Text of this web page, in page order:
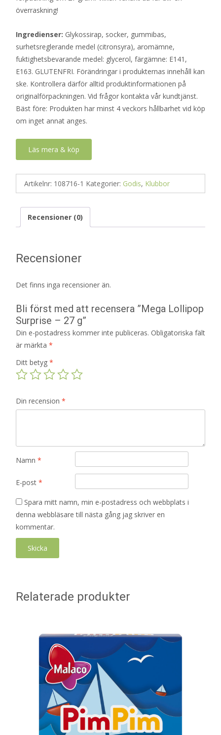
överraskning!
Ingredienser: Glykossirap, socker, gummibas,
surhetsreglerande medel (citronsyra), aromämne,
fuktighetsbevarande medel: glycerol, färgämne: E141,
E163. GLUTENFRI. Förändringar i produkternas innehåll kan
ske. Kontrollera därför alltid produktinformationen på
originalförpackningen. Vid frågor kontakta vår kundtjänst.
Bäst före: Produkten har minst 4 veckors hållbarhet vid köp
om inget annat anges.
Läs mera & köp
Artikelnr: 108716-1 Kategorier: Godis, Klubbor
Recensioner (0)
Recensioner
Det finns inga recensioner än.
Bli först med att recensera ”Mega Lollipop
Surprise – 27 g”
Din e-postadress kommer inte publiceras. Obligatoriska fält
är märkta *
Ditt betyg *
Din recension *
Namn *
E-post *
Spara mitt namn, min e-postadress och webbplats i
denna webbläsare till nästa gång jag skriver en
kommentar.
Relaterade produkter